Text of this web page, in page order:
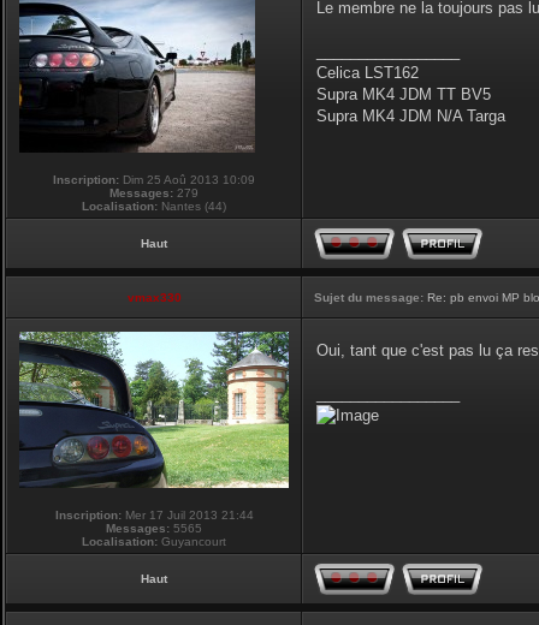
Inscription: Dim 25 Aoû 2013 10:09
Messages: 279
Localisation: Nantes (44)
Le membre ne la toujours pas
Celica LST162
Supra MK4 JDM TT BV5
Supra MK4 JDM N/A Targa
Haut
vmax330 Sujet du message: Re: pb envoi MP
Inscription:Mer 17 Juil 2013 21:44
Messages: 5565
Localisation: Guyancourt
Oui, tant que c'est pas lu ça
Haut